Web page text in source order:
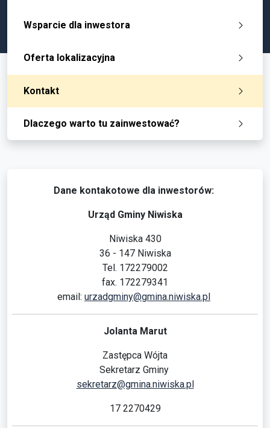
Wsparcie dla inwestora
Oferta lokalizacyjna
Kontakt
Dlaczego warto tu zainwestować?
Dane kontakotowe dla inwestorów:
Urząd Gminy Niwiska
Niwiska 430
36 - 147 Niwiska
Tel. 172279002
fax. 172279341
email: urzadgminy@gmina.niwiska.pl
Jolanta Marut
Zastępca Wójta
Sekretarz Gminy
sekretarz@gmina.niwiska.pl
17 2270429